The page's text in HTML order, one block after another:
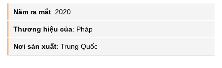
Năm ra mắt: 2020
Thương hiệu của: Pháp
Nơi sản xuất: Trung Quốc